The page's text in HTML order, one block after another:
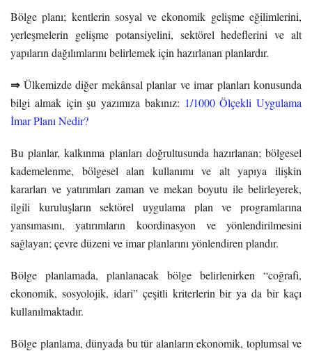
Bölge planı; kentlerin sosyal ve ekonomik gelişme eğilimlerini,
yerleşmelerin gelişme potansiyelini, sektörel hedeflerini ve alt
yapıların dağılımlarını belirlemek için hazırlanan planlardır.
⇒ Ülkemizde diğer mekânsal planlar ve imar planları konusunda
bilgi almak için şu yazımıza bakınız: 1/1000 Ölçekli Uygulama
İmar Planı Nedir?
Bu planlar, kalkınma planları doğrultusunda hazırlanan; bölgesel
kademelenme, bölgesel alan kullanımı ve alt yapıya ilişkin
kararları ve yatırımları zaman ve mekan boyutu ile belirleyerek,
ilgili kuruluşların sektörel uygulama plan ve programlarına
yansımasını, yatırımların koordinasyon ve yönlendirilmesini
sağlayan; çevre düzeni ve imar planlarını yönlendiren plandır.
Bölge planlamada, planlanacak bölge belirlenirken “coğrafi,
ekonomik, sosyolojik, idari” çeşitli kriterlerin bir ya da bir kaçı
kullanılmaktadır.
Bölge planlama, dünyada bu tür alanların ekonomik, toplumsal ve